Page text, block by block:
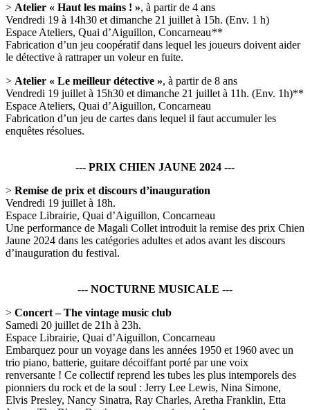
> Atelier « Haut les mains ! », à partir de 4 ans
Vendredi 19 à 14h30 et dimanche 21 juillet à 15h. (Env. 1 h)
Espace Ateliers, Quai d’Aiguillon, Concarneau **
Fabrication d’un jeu coopératif dans lequel les joueurs doivent aider
le détective à rattraper un voleur en fuite.
> Atelier « Le meilleur détective », à partir de 8 ans
Vendredi 19 juillet à 15h30 et dimanche 21 juillet à 11h. (Env. 1h)**
Espace Ateliers, Quai d’Aiguillon, Concarneau
Fabrication d’un jeu de cartes dans lequel il faut accumuler les
enquêtes résolues.
--- PRIX CHIEN JAUNE 2024 ---
> Remise de prix et discours d’inauguration
Vendredi 19 juillet à 18h.
Espace Librairie, Quai d’Aiguillon, Concarneau
Une performance de Magali Collet introduit la remise des prix Chien
Jaune 2024 dans les catégories adultes et ados avant les discours
d’inauguration du festival.
--- NOCTURNE MUSICALE ---
> Concert – The vintage music club
Samedi 20 juillet de 21h à 23h.
Espace Librairie, Quai d’Aiguillon, Concarneau
Embarquez pour un voyage dans les années 1950 et 1960 avec un
trio piano, batterie, guitare décoiffant porté par une voix
renversante ! Ce collectif reprend les tubes les plus intemporels des
pionniers du rock et de la soul : Jerry Lee Lewis, Nina Simone,
Elvis Presley, Nancy Sinatra, Ray Charles, Aretha Franklin, Etta